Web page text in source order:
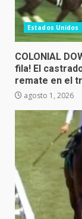
Estados Unidos
COLONIAL
fila! El
remate en el
agosto 1, 2026